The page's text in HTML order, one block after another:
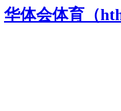
华体会体育（